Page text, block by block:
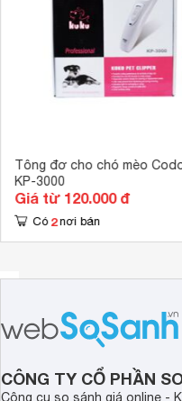
Tông đơ cho chó mèo
KP-3000
Giá từ 120.000 đ
Có 2 nơi bán
CÔNG TY CỔ PHẦN
Công cụ so sánh giá online -